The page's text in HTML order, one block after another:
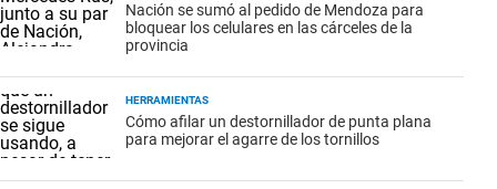
Nación se sumó al pedido de Mendoza para
bloquear los celulares en las cárceles de la
provincia
HERRAMIENTAS
Cómo afilar un destornillador de punta plana
para mejorar el agarre de los tornillos